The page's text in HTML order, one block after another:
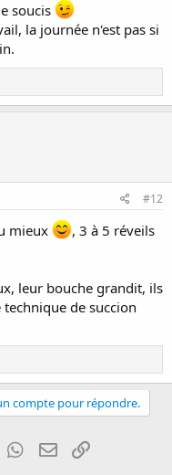
soucis
la journée n'est pas si
#12
mieux
, 3 à 5 réveils
leur bouche grandit, ils
de succion
compte pour répondre.
Tumblr WhatsApp
E-mail